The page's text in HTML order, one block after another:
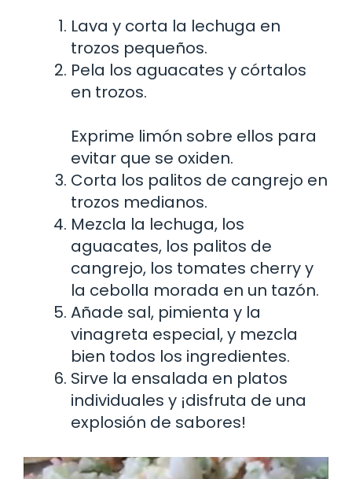
Lava y corta la lechuga en
trozos pequeños.
Pela los aguacates y córtalos
en trozos.
Exprime limón sobre ellos para
evitar que se oxiden.
Corta los palitos de cangrejo en
trozos medianos.
Mezcla la lechuga, los
aguacates, los palitos de
cangrejo, los tomates cherry y
la cebolla morada en un tazón.
Añade sal, pimienta y la
vinagreta especial, y mezcla
bien todos los ingredientes.
Sirve la ensalada en platos
individuales y ¡disfruta de una
explosión de sabores!